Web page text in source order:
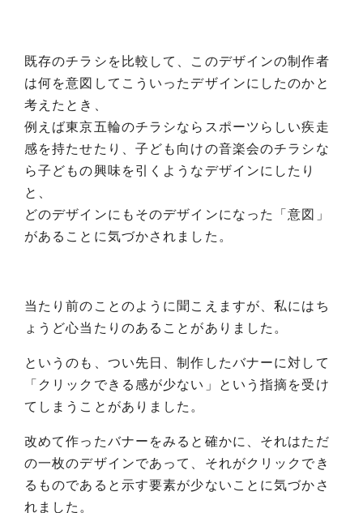
既存のチラシを比較して、このデザインの制作者
は何を意図してこういったデザインにしたのかと
考えたとき、
例えば東京五輪のチラシならスポーツらしい疾走
感を持たせたり、子ども向けの音楽会のチラシな
ら子どもの興味を引くようなデザインにしたり
と、
どのデザインにもそのデザインになった「意図」
があることに気づかされました。
当たり前のことのように聞こえますが、私にはち
ょうど心当たりのあることがありました。
というのも、つい先日、制作したバナーに対して
「クリックできる感が少ない」という指摘を受け
てしまうことがありました。
改めて作ったバナーをみると確かに、それはただ
の一枚のデザインであって、それがクリックでき
るものであると示す要素が少ないことに気づかさ
れました。